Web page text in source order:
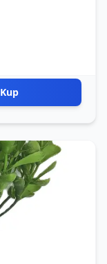
Kup